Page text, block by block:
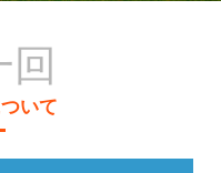
回
いて